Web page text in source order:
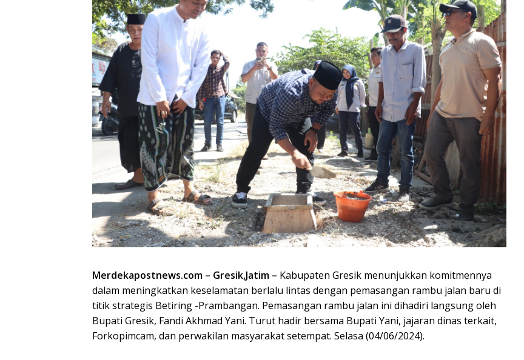
Merdekapostnews.com – Gresik,Jatim – Kabupaten Gresik menunjukkan komitmennya
dalam meningkatkan keselamatan berlalu lintas dengan pemasangan rambu jalan baru di
titik strategis Betiring -Prambangan. Pemasangan rambu jalan ini dihadiri langsung oleh
Bupati Gresik, Fandi Akhmad Yani. Turut hadir bersama Bupati Yani, jajaran dinas terkait,
Forkopimcam, dan perwakilan masyarakat setempat. Selasa (04/06/2024).